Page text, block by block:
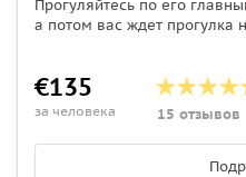
Прогуляйтесь по его
а потом вас ждет прогулка
€135
за человека 15 отзывов